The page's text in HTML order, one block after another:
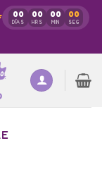
00
DÍAS
00
HRS
00
MIN
00
SEG